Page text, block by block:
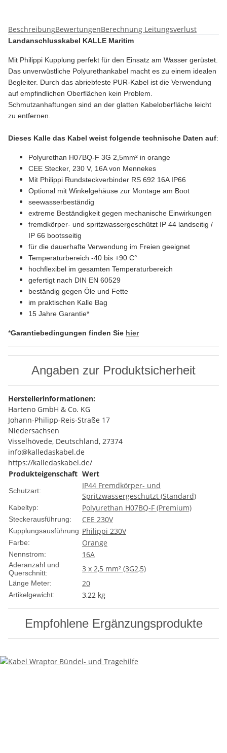
BeschreibungBewertungenBerechnung Leitungsverlust
Landanschlusskabel KALLE Maritim
Mit Philippi Kupplung perfekt für den Einsatz am Wasser gerüstet.
Das unverwüstliche Polyurethankabel macht es zu einem idealen
Begleiter. Durch das abriebfeste PUR-Kabel ist die Verwendung
auf empfindlichen Oberflächen kein Problem.
Schmutzanhaftungen sind an der glatten Kabeloberfläche leicht
zu entfernen.
Dieses Kalle das Kabel weist folgende technische Daten auf:
Polyurethan H07BQ-F 3G 2,5mm² in orange
CEE Stecker, 230 V, 16A von Mennekes
Mit Philippi Rundsteckverbinder RS 692 16A IP66
Optional mit Winkelgehäuse zur Montage am Boot
seewasserbeständig
extreme Beständigkeit gegen mechanische Einwirkungen
fremdkörper- und spritzwassergeschützt IP 44 landseitig /
IP 66 bootsseitig
für die dauerhafte Verwendung im Freien geeignet
Temperaturbereich -40 bis +90 C°
hochflexibel im gesamten Temperaturbereich
gefertigt nach DIN EN 60529
beständig gegen Öle und Fette
im praktischen Kalle Bag
15 Jahre Garantie*
*Garantiebedingungen finden Sie hier
Angaben zur Produktsicherheit
Herstellerinformationen:
Harteno GmbH & Co. KG
Johann-Philipp-Reis-Straße 17
Niedersachsen
Visselhövede, Deutschland, 27374
info@kalledaskabel.de
https://kalledaskabel.de/
Produkteigenschaft Wert
Schutzart:
IP44 Fremdkörper- und
Spritzwassergeschützt (Standard)
Kabeltyp: Polyurethan H07BQ-F (Premium)
Steckerausführung: CEE 230V
Kupplungsausführung: Philippi 230V
Farbe: Orange
Nennstrom: 16A
Aderanzahl und
Querschnitt:
3 x 2,5 mm² (3G2,5)
Länge Meter: 20
Artikelgewicht: 3,22 kg
Empfohlene Ergänzungsprodukte